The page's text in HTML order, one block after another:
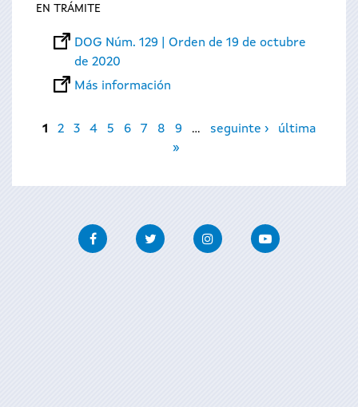
EN TRÁMITE
DOG Núm. 129 | Orden de 19 de octubre
de 2020
Más información
Páginas
1 2 3 4 5 6 7 8 9 … seguinte ›
última
»
FacebookTwitter InstagramYoutube